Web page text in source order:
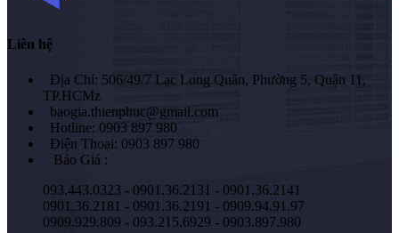
Liên hệ
Địa Chỉ: 506/49/7 Lạc Long Quân, Phường 5, Quận 11,
TP.HCMz
baogia.thienphuc@gmail.com
Hotline: 0903 897 980
Điện Thoại: 0903 897 980
Báo Giá :
093.443.0323 - 0901.36.2131 - 0901.36.2141
0901.36.2181 - 0901.36.2191 - 0909.94.91.97
0909.929.809 - 093.215.6929 - 0903.897.980